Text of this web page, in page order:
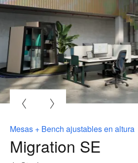
Mesas + Bench ajustables en altura
Migration SE